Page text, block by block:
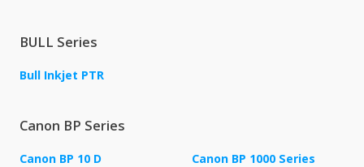
BULL Series
Bull Inkjet PTR
Canon BP Series
Canon BP 10 D Canon BP 1000 Series